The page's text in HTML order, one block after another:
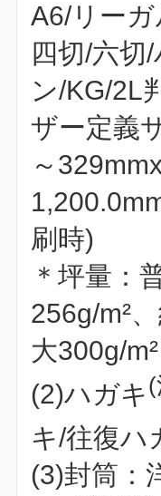
A6/リー
四切/六切
ン/KG/2L
ザー定義
～
刷時)
＊坪量：
256g/m²
大300g/m²
(2)ハガキ
キ/往復ハ
(3)封筒：